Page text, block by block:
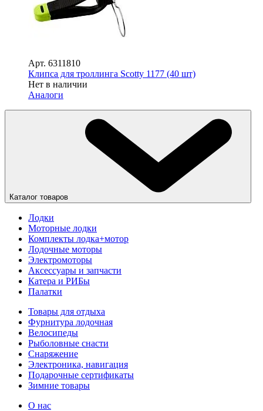
Арт. 6311810
Клипса для троллинга Scotty 1177 (40 шт)
Нет в наличии
Аналоги
Каталог товаров
Лодки
Моторные лодки
Комплекты лодка+мотор
Лодочные моторы
Электромоторы
Аксессуары и запчасти
Катера и РИБы
Палатки
Товары для отдыха
Фурнитура лодочная
Велосипеды
Рыболовные снасти
Снаряжение
Электроника, навигация
Подарочные сертификаты
Зимние товары
О нас